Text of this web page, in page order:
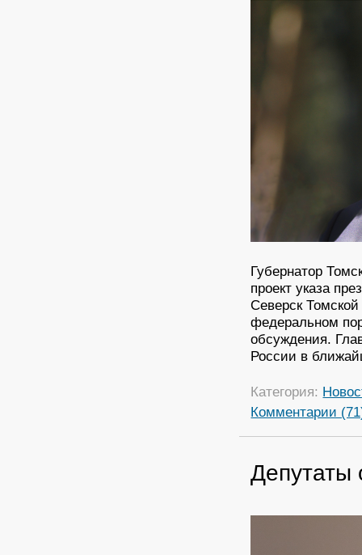
Губернатор
проект указа
Северск
федеральном
обсуждения.
России в
Категория:
Комментарии
Депутаты